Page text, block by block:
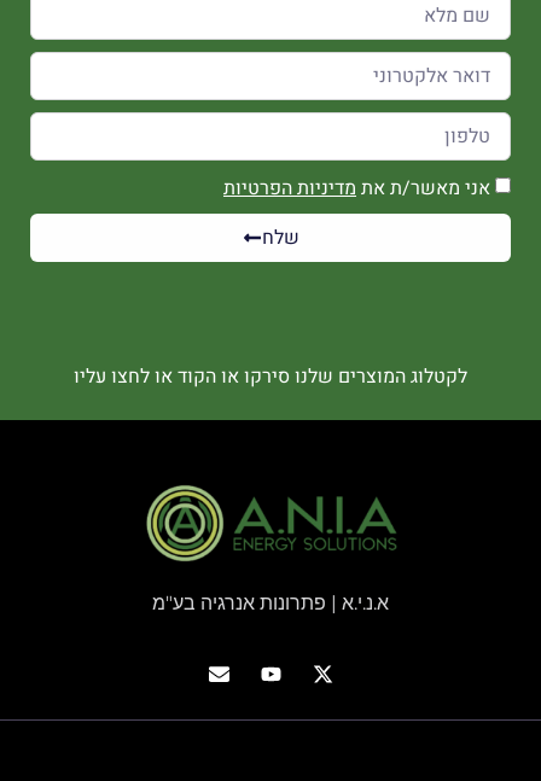
אני מאשר/ת את מדיניות הפרטיות
שלח
לקטלוג המוצרים שלנו סירקו או הקוד או לחצו עליו
א.נ.י.א | פתרונות אנרגיה בע"מ